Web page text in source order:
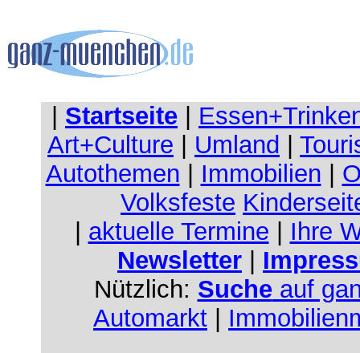
Startseite
Art+Culture
Umland
Autothemen
Immobilien
Volksfeste
aktuelle Termine
Ihre
Newsletter
Nützlich: Sucheauf
Automarkt